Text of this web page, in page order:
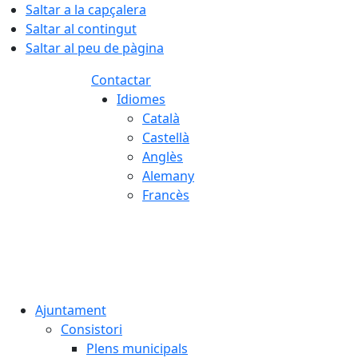
Saltar a la capçalera
Saltar al contingut
Saltar al peu de pàgina
Contactar
Idiomes
Català
Castellà
Anglès
Alemany
Francès
Ajuntament
Consistori
Plens municipals